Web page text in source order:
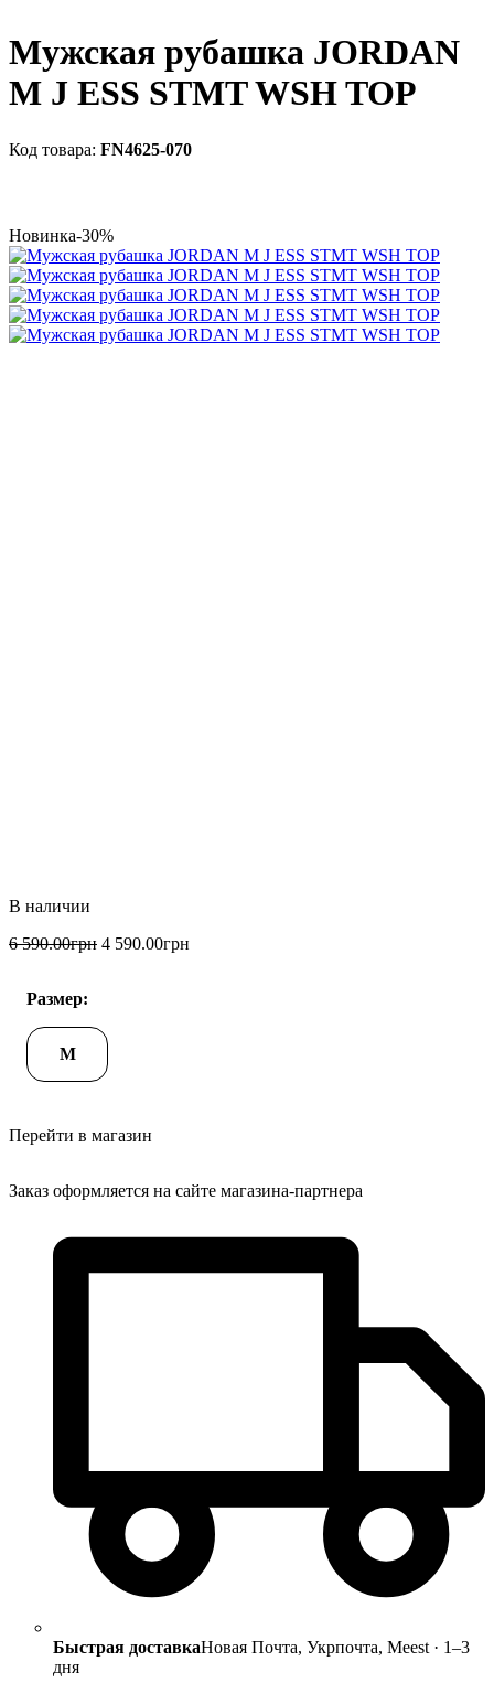
Мужская рубашка JORDAN
M J ESS STMT WSH TOP
FN4625-070
Новинка-30%
6 590.00грн 4 590.00грн
Размер:
M
Перейти в магазин
Заказ оформляется на сайте магазина-партнера
Быстрая доставкаНовая Почта, Укрпочта, Meest · 1–3
дня